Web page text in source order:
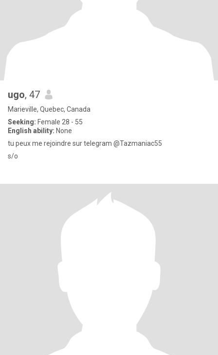
ugo, 47
Marieville, Quebec, Canada
Seeking: Female 28 - 55
English ability: None
tu peux me rejoindre sur telegram @Tazmaniac55
s/o